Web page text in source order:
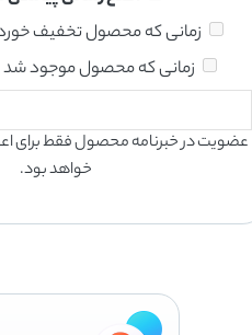
زمانی که محصول تخفیف
زمانی که محصول موجود شد
عضویت در خبرنامه محصول فقط برای
خواهد بود.